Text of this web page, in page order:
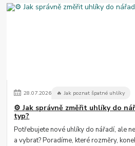
28.07.2026 🔥 Jak poznat špatné uhlíky
⚙️ Jak správně změřit uhlíky do
typ?
Potřebujete nové uhlíky do nářadí, ale
a vybrat? Poradíme, které rozměry,